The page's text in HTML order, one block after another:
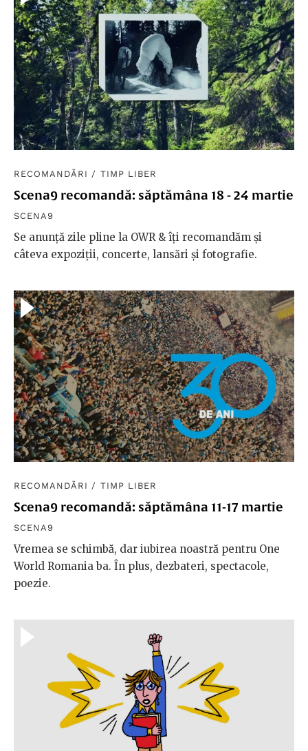
RECOMANDĂRI / TIMP LIBER
Scena9 recomandă: săptămâna 18 - 24 martie
SCENA9
Se anunță zile pline la OWR & îți recomandăm și
câteva expoziții, concerte, lansări și fotografie.
RECOMANDĂRI / TIMP LIBER
Scena9 recomandă: săptămâna 11-17 martie
SCENA9
Vremea se schimbă, dar iubirea noastră pentru One
World Romania ba. În plus, dezbateri, spectacole,
poezie.